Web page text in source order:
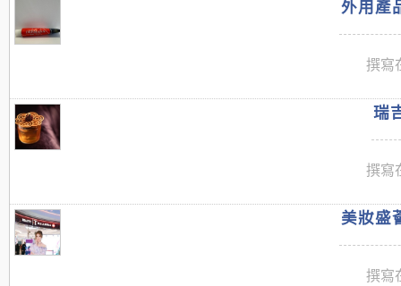
外用產
撰寫
瑞
撰寫
美妝盛
撰寫